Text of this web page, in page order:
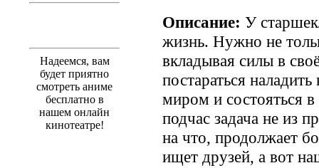
Надеемся, вам
будет приятно
смотреть аниме
бесплатно в
нашем онлайн
кинотеатре!
Описание: У
жизнь. Нужно не
вкладывая силы в
постараться
миром и состояться
подчас задача не из
на что, продолжает
ищет друзей, а вот